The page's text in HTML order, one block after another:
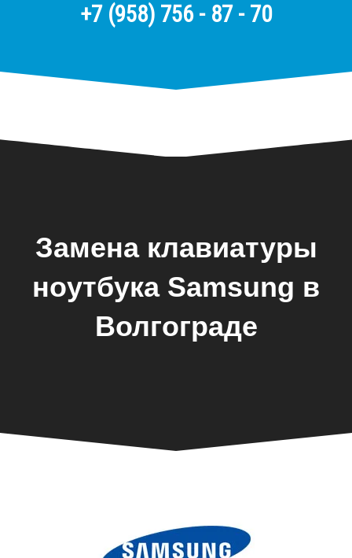
+7 (958) 756 - 87 - 70
Замена клавиатуры
ноутбука Samsung в
Волгограде